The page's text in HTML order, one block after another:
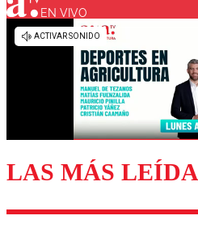
EN VIVO
LAS MÁS